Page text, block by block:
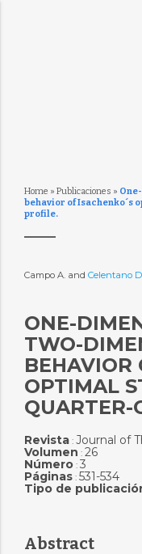
Home » Publicaciones »
behavior of
profile.
Campo A. and Celentano
ONE-
TWO-
BEHAVIOR
OPTIMAL
QUARTER-
Revista: Journal of
Volumen : 26
Número: 3
Páginas: 531-534
Tipo de
Abstract